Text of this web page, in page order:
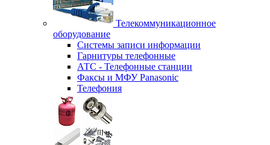
Телекоммуникационное
оборудование
Системы записи информации
Гарнитуры телефонные
АТС - Телефонные станции
Факсы и МФУ Panasonic
Телефония